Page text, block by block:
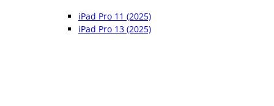
iPad Pro 11 (2025)
iPad Pro 13 (2025)